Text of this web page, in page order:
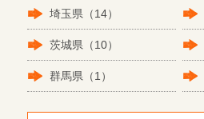
埼玉県（14）
茨城県（10）
群馬県（1）